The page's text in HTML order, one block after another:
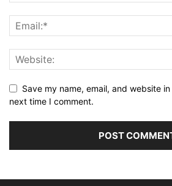
Save my name, email, and website
next time I comment.